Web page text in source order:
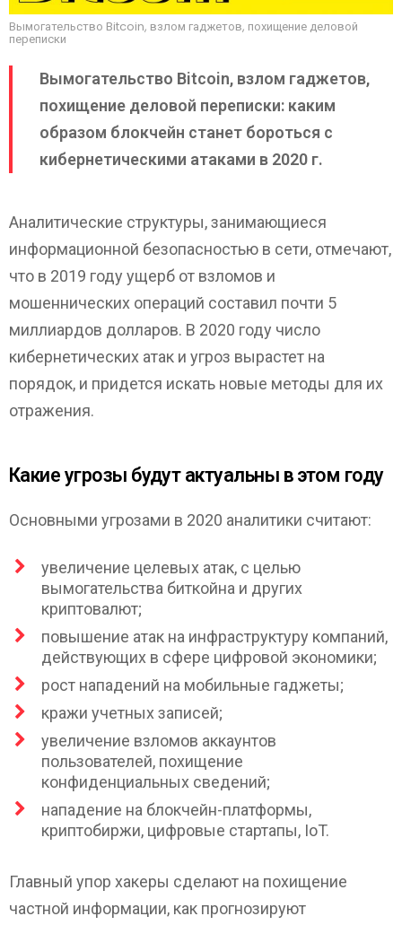
Вымогательство Bitcoin, взлом гаджетов, похищение деловой
переписки
Вымогательство Bitcoin, взлом гаджетов,
похищение деловой переписки: каким
образом блокчейн станет бороться с
кибернетическими атаками в 2020 г.
Аналитические структуры, занимающиеся
информационной безопасностью в сети, отмечают,
что в 2019 году ущерб от взломов и
мошеннических операций составил почти 5
миллиардов долларов. В 2020 году число
кибернетических атак и угроз вырастет на
порядок, и придется искать новые методы для их
отражения.
Какие угрозы будут актуальны в этом году
Основными угрозами в 2020 аналитики считают:
увеличение целевых атак, с целью
вымогательства биткойна и других
криптовалют;
повышение атак на инфраструктуру компаний,
действующих в сфере цифровой экономики;
рост нападений на мобильные гаджеты;
кражи учетных записей;
увеличение взломов аккаунтов
пользователей, похищение
конфиденциальных сведений;
нападение на блокчейн-платформы,
криптобиржи, цифровые стартапы, IoT.
Главный упор хакеры сделают на похищение
частной информации, как прогнозируют